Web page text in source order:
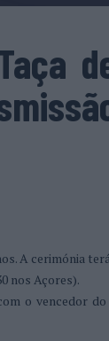
A cerimónia
nos Açores).
o vencedor